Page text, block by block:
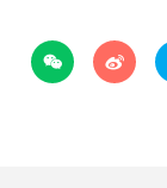
 